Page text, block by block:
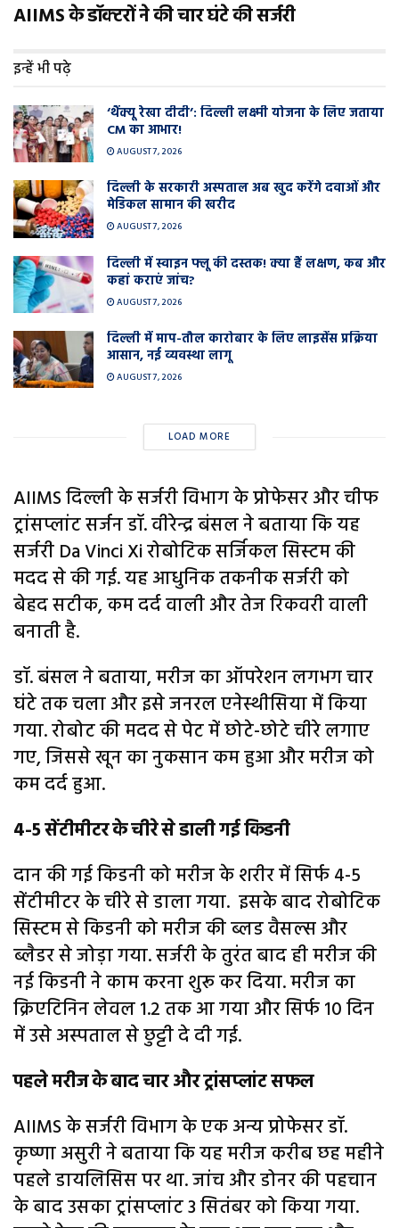
AIIMS के डॉक्टरों ने की चार घंटे की सर्जरी
इन्हें भी पढ़े
‘थैंक्यू रेखा दीदी’: दिल्ली लक्ष्मी योजना के लिए जताया
CM का आभार!
AUGUST 7, 2026
दिल्ली के सरकारी अस्पताल अब खुद करेंगे दवाओं और
मेडिकल सामान की खरीद
AUGUST 7, 2026
दिल्ली में स्वाइन फ्लू की दस्तक! क्या हैं लक्षण, कब और
कहां कराएं जांच?
AUGUST 7, 2026
दिल्ली में माप-तौल कारोबार के लिए लाइसेंस प्रक्रिया
आसान, नई व्यवस्था लागू
AUGUST 7, 2026
LOAD MORE
AIIMS दिल्ली के सर्जरी विभाग के प्रोफेसर और चीफ
ट्रांसप्लांट सर्जन डॉ. वीरेन्द्र बंसल ने बताया कि यह
सर्जरी Da Vinci Xi रोबोटिक सर्जिकल सिस्टम की
मदद से की गई. यह आधुनिक तकनीक सर्जरी को
बेहद सटीक, कम दर्द वाली और तेज रिकवरी वाली
बनाती है.
डॉ. बंसल ने बताया, मरीज का ऑपरेशन लगभग चार
घंटे तक चला और इसे जनरल एनेस्थीसिया में किया
गया. रोबोट की मदद से पेट में छोटे-छोटे चीरे लगाए
गए, जिससे खून का नुकसान कम हुआ और मरीज को
कम दर्द हुआ.
4-5 सेंटीमीटर के चीरे से डाली गई किडनी
दान की गई किडनी को मरीज के शरीर में सिर्फ 4-5
सेंटीमीटर के चीरे से डाला गया. इसके बाद रोबोटिक
सिस्टम से किडनी को मरीज की ब्लड वैसल्स और
ब्लैडर से जोड़ा गया. सर्जरी के तुरंत बाद ही मरीज की
नई किडनी ने काम करना शुरू कर दिया. मरीज का
क्रिएटिनिन लेवल 1.2 तक आ गया और सिर्फ 10 दिन
में उसे अस्पताल से छुट्टी दे दी गई.
पहले मरीज के बाद चार और ट्रांसप्लांट सफल
AIIMS के सर्जरी विभाग के एक अन्य प्रोफेसर डॉ.
कृष्णा असुरी ने बताया कि यह मरीज करीब छह महीने
पहले डायलिसिस पर था. जांच और डोनर की पहचान
के बाद उसका ट्रांसप्लांट 3 सितंबर को किया गया.